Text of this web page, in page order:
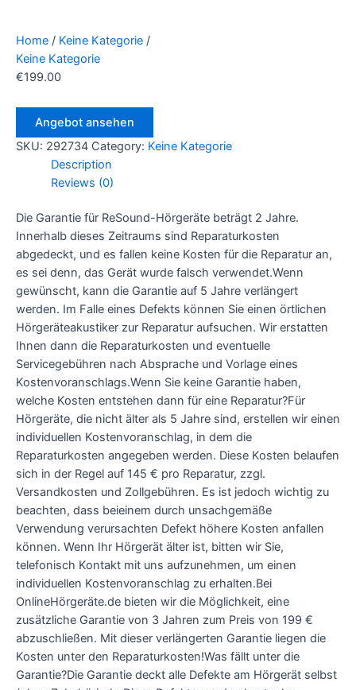
Home / Keine Kategorie /
Keine Kategorie
€199.00
Angebot ansehen
SKU: 292734 Category: Keine Kategorie
Description
Reviews (0)
Die Garantie für ReSound-Hörgeräte beträgt 2 Jahre.
Innerhalb dieses Zeitraums sind Reparaturkosten
abgedeckt, und es fallen keine Kosten für die Reparatur an,
es sei denn, das Gerät wurde falsch verwendet.Wenn
gewünscht, kann die Garantie auf 5 Jahre verlängert
werden. Im Falle eines Defekts können Sie einen örtlichen
Hörgeräteakustiker zur Reparatur aufsuchen. Wir erstatten
Ihnen dann die Reparaturkosten und eventuelle
Servicegebühren nach Absprache und Vorlage eines
Kostenvoranschlags.Wenn Sie keine Garantie haben,
welche Kosten entstehen dann für eine Reparatur?Für
Hörgeräte, die nicht älter als 5 Jahre sind, erstellen wir einen
individuellen Kostenvoranschlag, in dem die
Reparaturkosten angegeben werden. Diese Kosten belaufen
sich in der Regel auf 145 € pro Reparatur, zzgl.
Versandkosten und Zollgebühren. Es ist jedoch wichtig zu
beachten, dass beieinem durch unsachgemäße
Verwendung verursachten Defekt höhere Kosten anfallen
können. Wenn Ihr Hörgerät älter ist, bitten wir Sie,
telefonisch Kontakt mit uns aufzunehmen, um einen
individuellen Kostenvoranschlag zu erhalten.Bei
OnlineHörgeräte.de bieten wir die Möglichkeit, eine
zusätzliche Garantie von 3 Jahren zum Preis von 199 €
abzuschließen. Mit dieser verlängerten Garantie liegen die
Kosten unter den Reparaturkosten!Was fällt unter die
Garantie?Die Garantie deckt alle Defekte am Hörgerät selbst